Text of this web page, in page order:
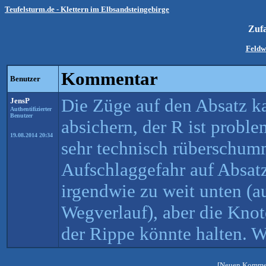
Teufelsturm.de - Klettern im Elbsandsteingebirge
Benutzer Kommentar
JensP
Authentifizierter
Benutzer
19.08.2014 20:34
Die Züge auf den Absatz
absichern, der R ist
sehr technisch
Aufschlaggefahr auf
irgendwie zu weit unten
Wegverlauf), aber die
der Rippe könnte halten.